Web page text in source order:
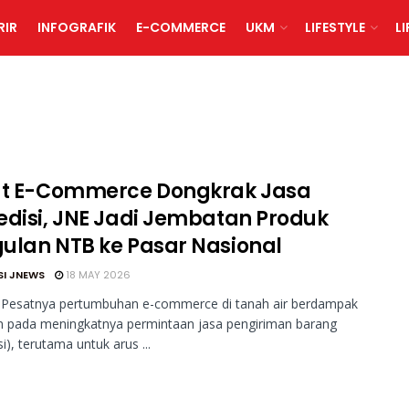
INFOGRAFIK E-COMMERCE UKM LIFESTYLE
E-Commerce Dongkrak Jasa
JNE Jadi Jembatan Produk
NTB ke Pasar Nasional
JNEWS 18 MAY 2026
Pesatnya pertumbuhan e-commerce di tanah air berdampak
pada meningkatnya permintaan jasa pengiriman barang
terutama untuk arus ...